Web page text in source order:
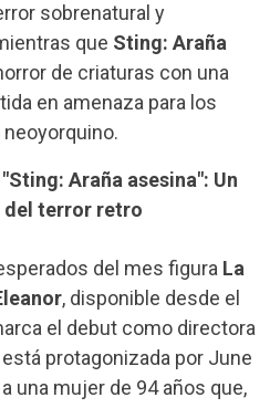
sobrenatural y
que Sting: Araña
de criaturas con una
en amenaza para los
Araña asesina": Un
del terror retro
del mes figura La
, disponible desde el
el debut como directora
protagonizada por June
una mujer de 94 años que,